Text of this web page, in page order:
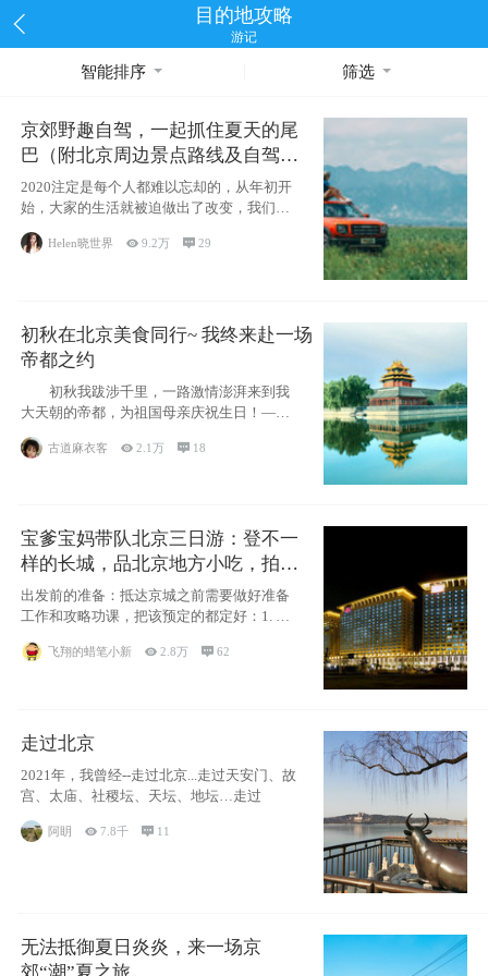
目的地攻略
游记
智能排序 筛选
京郊野趣自驾，一起抓住夏天的尾
巴（附北京周边景点路线及自驾攻
略）
2020注定是每个人都难以忘却的，从年初开
始，大家的生活就被迫做出了改变，我们也
不例外。本来双双辞职是为
Helen晓世界 9.2万 29
初秋在北京美食同行~ 我终来赴一场
帝都之约
初秋我跋涉千里，一路激情澎湃来到我
大天朝的帝都，为祖国母亲庆祝生日！——
古道麻衣客 2.1万  18
宝爹宝妈带队北京三日游：登不一
样的长城，品北京地方小吃，拍盘
古七星夜景！
出发前的准备：抵达京城之前需要做好准备
工作和攻略功课，把该预定的都定好：1. 酒
飞翔的蜡笔小新 2.8万 62
走过北京
2021年，我曾经--走过北京...走过天安门、故
宫、太庙、社稷坛、天坛、地坛…走过
阿眀 7.8千  11
无法抵御夏日炎炎，来一场京